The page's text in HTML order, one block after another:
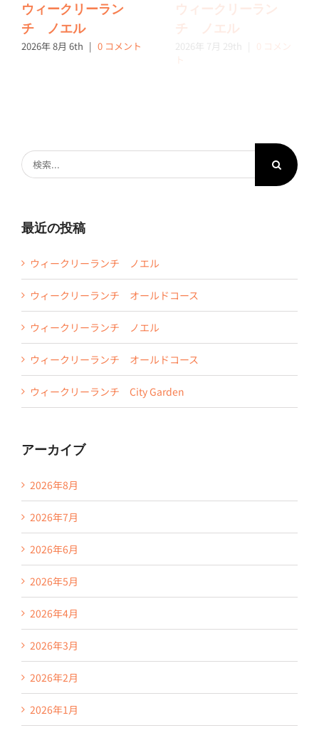
ウィークリーラン
チ ノエル
2026年 8月 6th | 0 コメント
ウィークリーラン
チ ノエル
2026年 7月 29th
0 コメン
ト
検
索
最近の投稿
ウィークリーランチ ノエル
ウィークリーランチ オールドコース
ウィークリーランチ ノエル
ウィークリーランチ オールドコース
ウィークリーランチ City Garden
アーカイブ
2026年8月
2026年7月
2026年6月
2026年5月
2026年4月
2026年3月
2026年2月
2026年1月